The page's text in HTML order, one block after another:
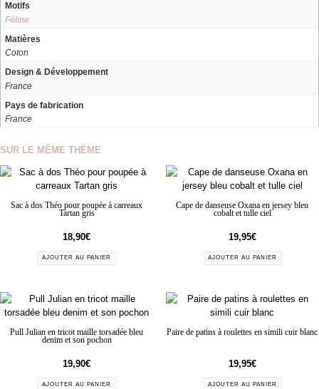
Motifs
Féline
Matières
Coton
Design & Développement
France
Pays de fabrication
France
SUR LE MÊME THÈME
Sac à dos Théo pour poupée à carreaux
Tartan gris
18,90€
AJOUTER AU PANIER
Cape de danseuse Oxana en jersey bleu
cobalt et tulle ciel
19,95€
AJOUTER AU PANIER
Pull Julian en tricot maille torsadée bleu
denim et son pochon
19,90€
AJOUTER AU PANIER
Paire de patins à roulettes en simili cuir blanc
19,95€
AJOUTER AU PANIER